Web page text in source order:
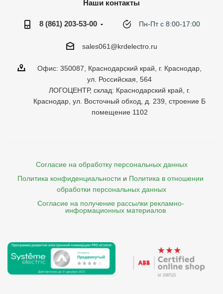
Наши контакты
8 (861) 203-53-00 Пн-Пт с 8:00-17:00
sales061@krdelectro.ru
Офис: 350087, Краснодарский край, г. Краснодар,
ул. Российская, 564
ЛОГОЦЕНТР, склад: Краснодарский край, г.
Краснодар, ул. Восточный обход, д. 239, строение Б
помещение 1102
Согласие на обработку персональных данных
Политика конфиденциальности и Политика в отношении
обработки персональных данных
Согласие на получение рассылки рекламно-
    информационных материалов